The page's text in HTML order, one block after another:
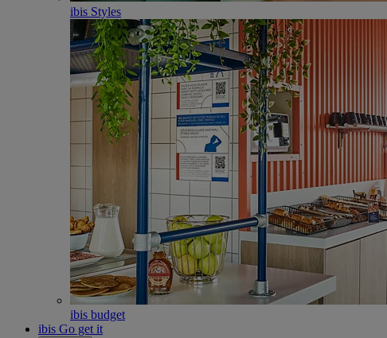
ibis Styles
ibis budget
ibis Go get it